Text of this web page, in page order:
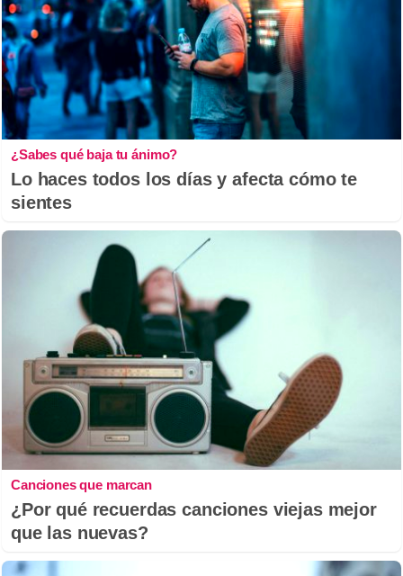
¿Sabes qué baja tu ánimo?
Lo haces todos los días y afecta cómo te
sientes
Canciones que marcan
¿Por qué recuerdas canciones viejas mejor
que las nuevas?